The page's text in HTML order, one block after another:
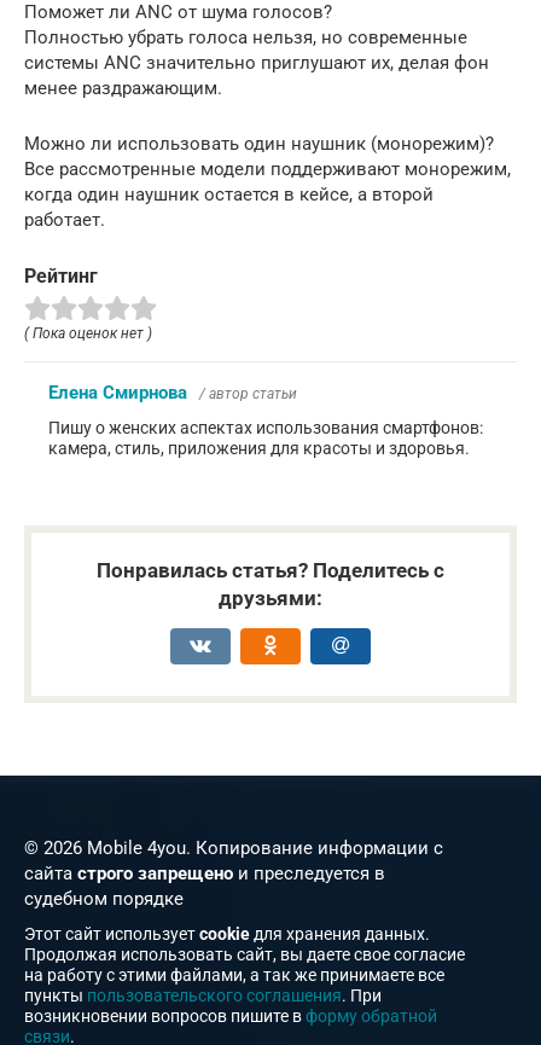
Поможет ли ANC от шума голосов?
Полностью убрать голоса нельзя, но современные
системы ANC значительно приглушают их, делая фон
менее раздражающим.
Можно ли использовать один наушник (монорежим)?
Все рассмотренные модели поддерживают монорежим,
когда один наушник остается в кейсе, а второй
работает.
Рейтинг
( Пока оценок нет )
Елена Смирнова / автор статьи
Пишу о женских аспектах использования смартфонов:
камера, стиль, приложения для красоты и здоровья.
Понравилась статья? Поделитесь с
друзьями:
© 2026 Mobile 4you. Копирование информации с
сайта строго запрещено и преследуется в
судебном порядке
Этот сайт используетcookie для хранения данных.
Продолжая использовать сайт, вы даете свое согласие
на работу с этими файлами, а так же принимаете все
пункты пользовательского соглашения. При
возникновении вопросов пишите вформу обратной
связи.